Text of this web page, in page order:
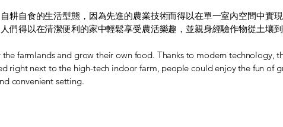
耕自食的生活型態，因為先進的農業技術而得以在單一室內空間中實
們得以在清潔便利的家中輕鬆享受農活樂趣，並親身經驗作物從土壤到
farmlands and grow their own food. Thanks to modern technology,
right next to the high-tech indoor farm, people could enjoy the fun of
convenient setting.